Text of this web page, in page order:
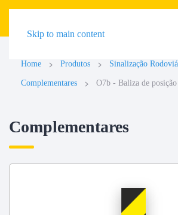
Skip to main content
Home Produtos Sinalização
Complementares O7b - Baliza de posição
Complementares